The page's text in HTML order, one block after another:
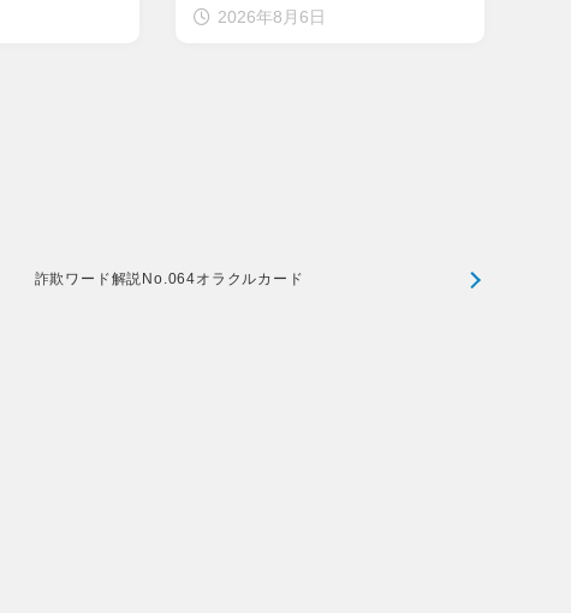
2026年8月6日
詐欺ワード解説No.064オラクルカード